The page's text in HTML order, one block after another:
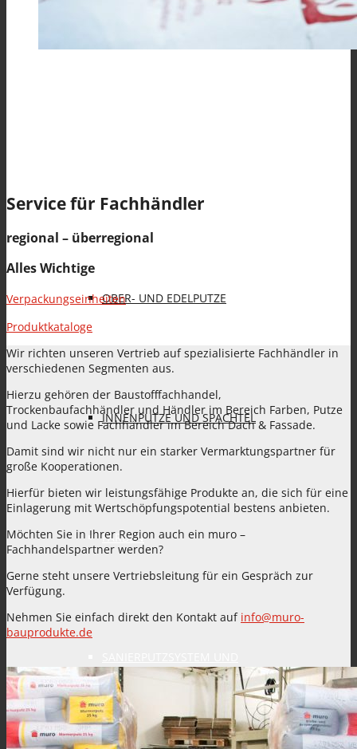
OBER- UND EDELPUTZE
INNENPUTZE UND SPACHTEL
FARBEN
Service für Fachhändler
regional – überregional
Alles Wichtige
Verpackungseinheiten
Produktkataloge
Wir richten unseren Vertrieb auf spezialisierte Fachhändler in
verschiedenen Segmenten aus.
Hierzu gehören der Baustofffachhandel,
Trockenbaufachhändler und Händler im Bereich Farben, Putze
und Lacke sowie Fachhändler im Bereich Dach & Fassade.
Damit sind wir nicht nur ein starker Vermarktungspartner für
große Kooperationen.
Hierfür bieten wir leistungsfähige Produkte an, die sich für eine
Einlagerung mit Wertschöpfungspotential bestens anbieten.
Möchten Sie in Ihrer Region auch ein muro –
Fachhandelspartner werden?
Gerne steht unsere Vertriebsleitung für ein Gespräch zur
Verfügung.
Nehmen Sie einfach direkt den Kontakt auf info@muro-
bauprodukte.de